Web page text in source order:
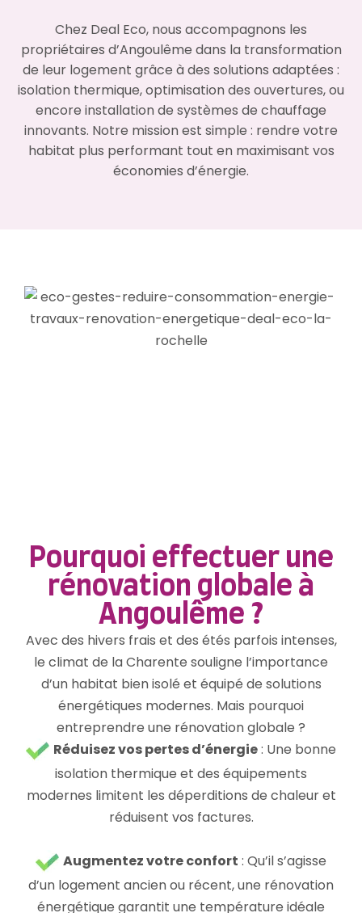
Chez Deal Eco, nous accompagnons les
propriétaires d’Angoulême dans la transformation
de leur logement grâce à des solutions adaptées :
isolation thermique, optimisation des ouvertures, ou
encore installation de systèmes de chauffage
innovants. Notre mission est simple : rendre votre
habitat plus performant tout en maximisant vos
économies d’énergie.
Pourquoi effectuer une
rénovation globale à
Angoulême ?
Avec des hivers frais et des étés parfois intenses,
le climat de la Charente souligne l’importance
d’un habitat bien isolé et équipé de solutions
énergétiques modernes. Mais pourquoi
entreprendre une rénovation globale ?
Réduisez vos pertes d’énergie: Une bonne
isolation thermique et des équipements
modernes limitent les déperditions de chaleur et
réduisent vos factures.
Augmentez votre confort : Qu’il s’agisse
d’un logement ancien ou récent, une rénovation
énergétique garantit une température idéale